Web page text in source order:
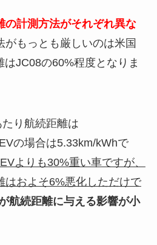
の計測方法がそれぞれ異な
がもっとも厳しいのは米国
JC08の60%程度となりま
り航続距離は
の場合は5.33km/kWhで
よりも30%重い車ですが、
はおよそ6%悪化しただけで
航続距離に与える影響が小